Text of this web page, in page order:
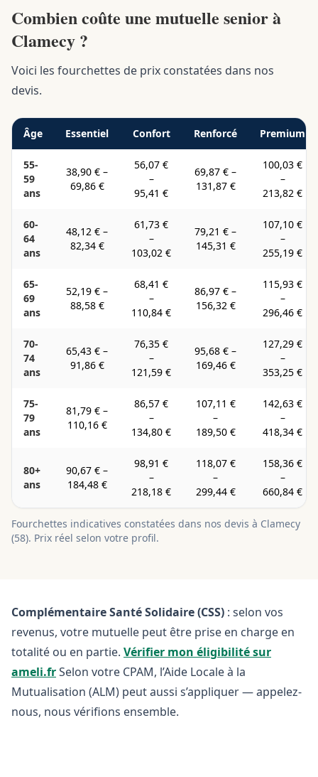
Combien coûte une mutuelle senior à
Clamecy ?
Voici les fourchettes de prix constatées dans nos
devis.
Âge Essentiel Confort Renforcé Premium
55-
59
ans
38,90 € –
69,86 €
56,07 €
–
95,41 €
69,87 € –
131,87 €
100,03 €
–
213,82 €
60-
64
ans
48,12 € –
82,34 €
61,73 €
–
103,02 €
79,21 € –
145,31 €
107,10 €
–
255,19 €
65-
69
ans
52,19 € –
88,58 €
68,41 €
–
110,84 €
86,97 € –
156,32 €
115,93 €
–
296,46 €
70-
74
ans
65,43 € –
91,86 €
76,35 €
–
121,59 €
95,68 € –
169,46 €
127,29 €
–
353,25 €
75-
79
ans
81,79 € –
110,16 €
86,57 €
–
134,80 €
107,11 €
–
189,50 €
142,63 €
–
418,34 €
80+
ans
90,67 € –
184,48 €
98,91 €
–
218,18 €
118,07 €
–
299,44 €
158,36 €
–
660,84 €
Fourchettes indicatives constatées dans nos devis à Clamecy
(58). Prix réel selon votre profil.
Complémentaire Santé Solidaire (CSS) : selon vos
revenus, votre mutuelle peut être prise en charge en
totalité ou en partie. Vérifier mon éligibilité sur
ameli.frSelon votre CPAM, l’Aide Locale à la
Mutualisation (ALM) peut aussi s’appliquer — appelez-
nous, nous vérifions ensemble.